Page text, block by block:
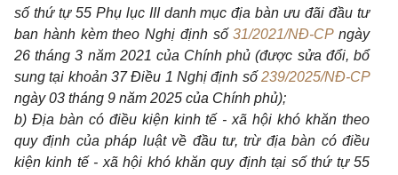
số thứ tự 55 Phụ lục III danh mục địa bàn ưu đãi đầu tư
ban hành kèm theo Nghị định số31/2021/NĐ-CPngày
26 tháng 3 năm 2021 сủa Chính phủ (được sửa đổi, bổ
sung tại khoản 37 Điều 1 Nghị định số 239/2025/NĐ-CP
ngày 03 tháng 9 năm 2025 của Chính phủ);
b) Địa bàn có điều kiện kinh tế - xã hội khó khăn theo
quy định của pháp luật về đầu tư, trừ địa bàn có điều
kiện kinh tế - xã hội khó khăn quy định tại số thứ tự 55